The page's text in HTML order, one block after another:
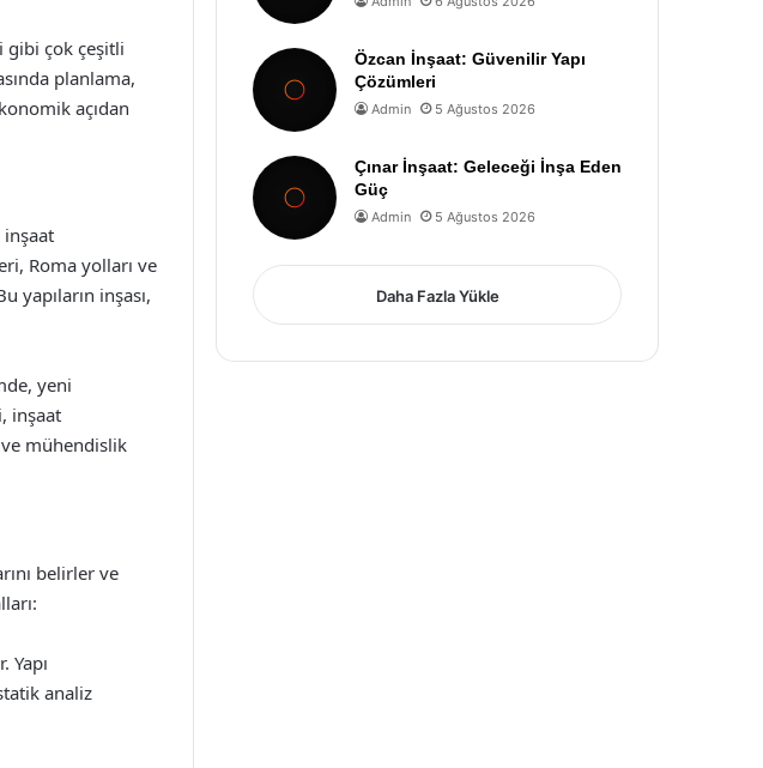
gibi çok çeşitli
planlama,
açıdan
Roma yolları ve
yapıların inşası,
yeni
inşaat
mühendislik
belirler ve
analiz
Özcan İnşaat: Güvenilir Yapı
Çözümleri
Admin 5 Ağustos 2026
Çınar İnşaat: Geleceği İnşa Eden
Güç
Admin 5 Ağustos 2026
Daha Fazla Yükle